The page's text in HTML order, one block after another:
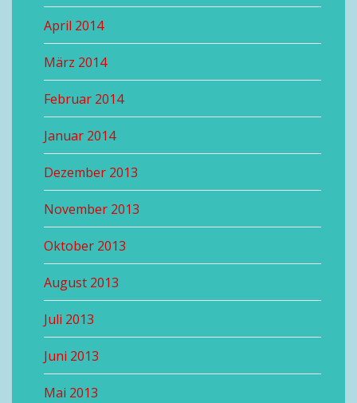
April 2014
März 2014
Februar 2014
Januar 2014
Dezember 2013
November 2013
Oktober 2013
August 2013
Juli 2013
Juni 2013
Mai 2013